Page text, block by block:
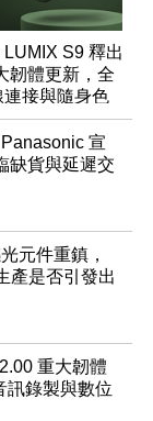
S9 釋出
韌體更新，全
接與隨身色
宣
缺貨與延遲交
元件重鎮，
產是否引發出
重大韌體
訊錄製與數位